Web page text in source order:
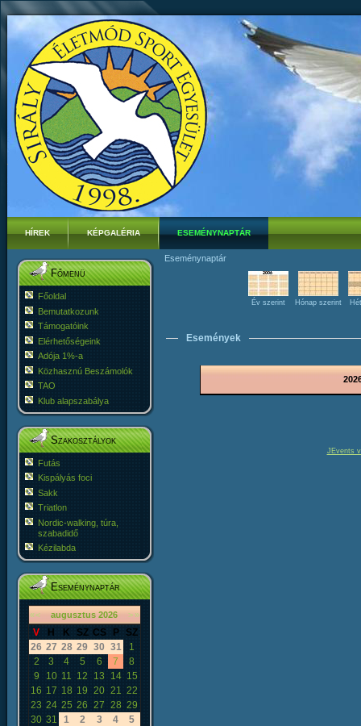
HÍREK KÉPGALÉRIA ESEMÉNYNAPTÁR
Főmenü
Főoldal
Bemutatkozunk
Támogatóink
Elérhetőségeink
Adója 1%-a
Közhasznú Beszámolók
TAO
Klub alapszabálya
Szakosztályok
Futás
Kispályás foci
Sakk
Triatlon
Nordic-walking, túra,
szabadidő
Kézilabda
Eseménynaptár
«< augusztus 2026 >»
V H K SZ CS P
SZ
26 27 28 29 30 31
1
2
3 4 5 6 7
8
9
10 11 12 13 14 15
16 17 18 19 20 21 22
23 24 25 26 27 28 29
30 31 1 2 3 4 5
Eseménynaptár
Év szerint Hónap szerint
Események
JEvents